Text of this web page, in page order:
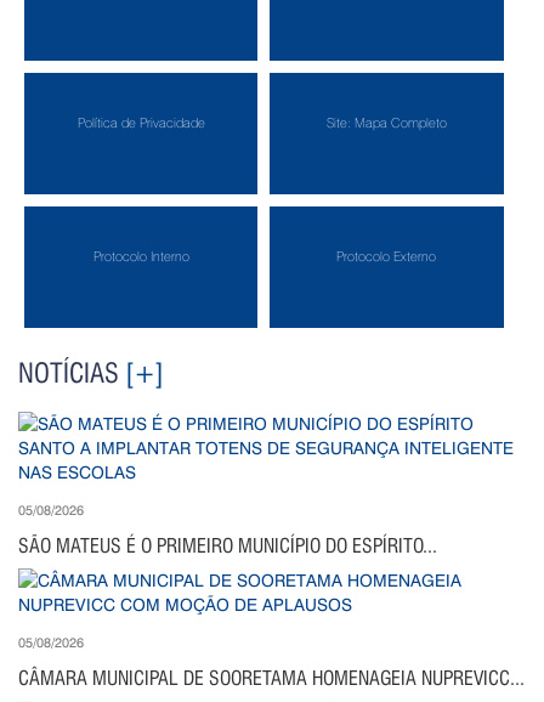
Política de Privacidade Site: Mapa Completo
Protocolo Interno Protocolo Externo
NOTÍCIAS [+]
05/08/2026
SÃO MATEUS É O PRIMEIRO MUNICÍPIO DO ESPÍRITO...
05/08/2026
CÂMARA MUNICIPAL DE SOORETAMA HOMENAGEIA NUPREVICC...